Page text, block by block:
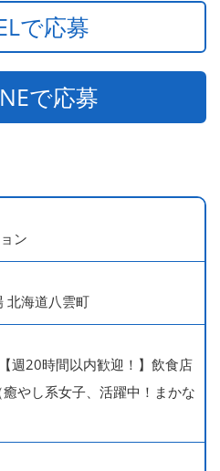
で応募
で応募
ン
北海道八雲町
週20時間以内歓迎！】飲食店
やし系女子、活躍中！まかな